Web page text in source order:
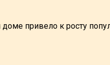
привело к росту